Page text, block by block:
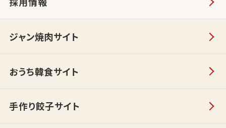
ジャン焼肉サイト
おうち韓食サイト
手作り餃子サイト